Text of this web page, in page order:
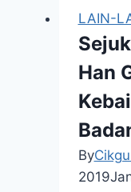
LAIN-
Han
By
2019